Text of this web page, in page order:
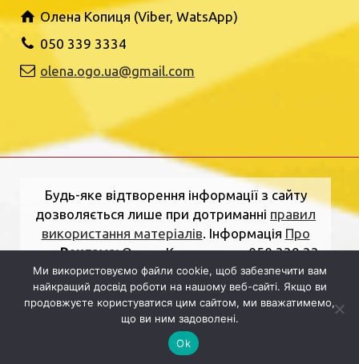
Олена Копиця (Viber, WatsApp)
050 339 3334
olena.ogo.ua@gmail.com
Будь-яке відтворення інформації з сайту
дозволяється лише при дотриманні правил
використання матеріалів . Інформація Про
нас.Реклама:Олена Копиця, тел. 050 339 33
34
olena.ogo.ua@gmail.com.Адреса
редакції:вулиця Шкільна, 2, Рівне, Рівненська
область, 33000.Електронна пошта:
dolj.ogo@gmail.com
Ми використовуємо файли cookie, щоб забезпечити вам
найкращий досвід роботи на нашому веб-сайті. Якщо ви
продовжуєте користуватися цим сайтом, ми вважатимемо,
що ви ним задоволені.
Ok